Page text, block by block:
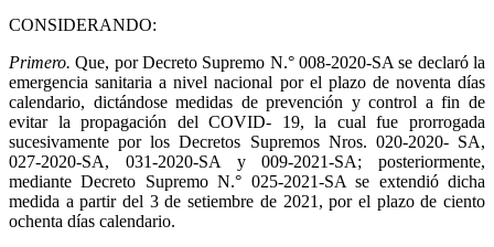
CONSIDERANDO:
Primero. Que, por Decreto Supremo N.° 008-2020-SA se declaró la
emergencia sanitaria a nivel nacional por el plazo de noventa días
calendario, dictándose medidas de prevención y control a fin de
evitar la propagación del COVID- 19, la cual fue prorrogada
sucesivamente por los Decretos Supremos Nros. 020-2020- SA,
027-2020-SA, 031-2020-SA y 009-2021-SA; posteriormente,
mediante Decreto Supremo N.° 025-2021-SA se extendió dicha
medida a partir del 3 de setiembre de 2021, por el plazo de ciento
ochenta días calendario.